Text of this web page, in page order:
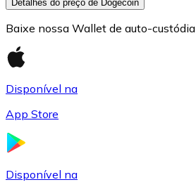
Detalhes do preço de Dogecoin
Baixe nossa Wallet de auto-custódia
Disponível na
App Store
Disponível na